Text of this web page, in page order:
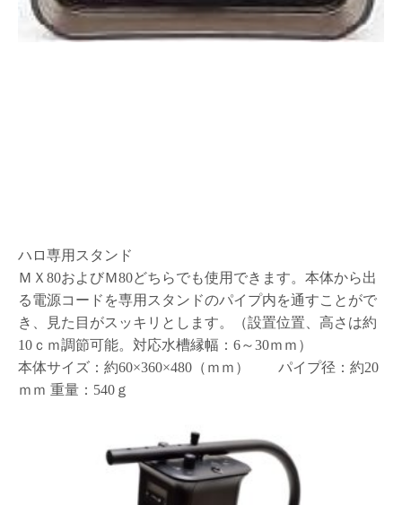
ハロ専用スタンド
ＭＸ80およびＭ80どちらでも使用できます。本体から出
る電源コードを専用スタンドのパイプ内を通すことがで
き、見た目がスッキリとします。（設置位置、高さは約
10ｃｍ調節可能。対応水槽縁幅：6～30ｍｍ）
本体サイズ：約60×360×480（ｍｍ） パイプ径：約20
ｍｍ 重量：540ｇ